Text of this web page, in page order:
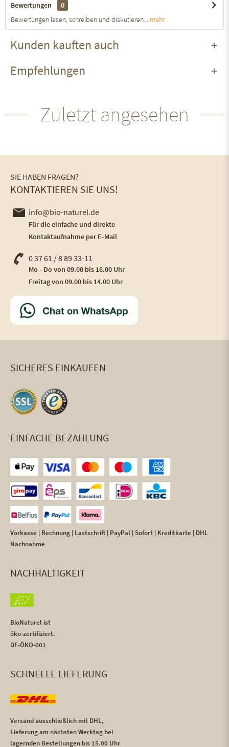
Bewertungen
0
Bewertungen lesen, schreiben und diskutieren... mehr
Kunden kauften auch
Empfehlungen
Zuletzt angesehen
SIE HABEN FRAGEN?
KONTAKTIEREN SIE UNS!
info@bio-naturel.de
Für die einfache und direkte
Kontaktaufnahme per E-Mail
0 37 61 / 8 89 33-11
Mo - Do von 09.00 bis 16.00 Uhr
Freitag von 09.00 bis 14.00 Uhr
SICHERES EINKAUFEN
EINFACHE BEZAHLUNG
Vorkasse | Rechnung | Lastschrift | PayPal | Sofort | Kreditkarte | DHL
Nachnahme
NACHHALTIGKEIT
BioNaturel ist
öko-zertifiziert.
DE-ÖKO-001
SCHNELLE LIEFERUNG
Versand ausschließlich mit DHL,
Lieferung am nächsten Werktag bei
lagernden Bestellungen bis 15.00 Uhr